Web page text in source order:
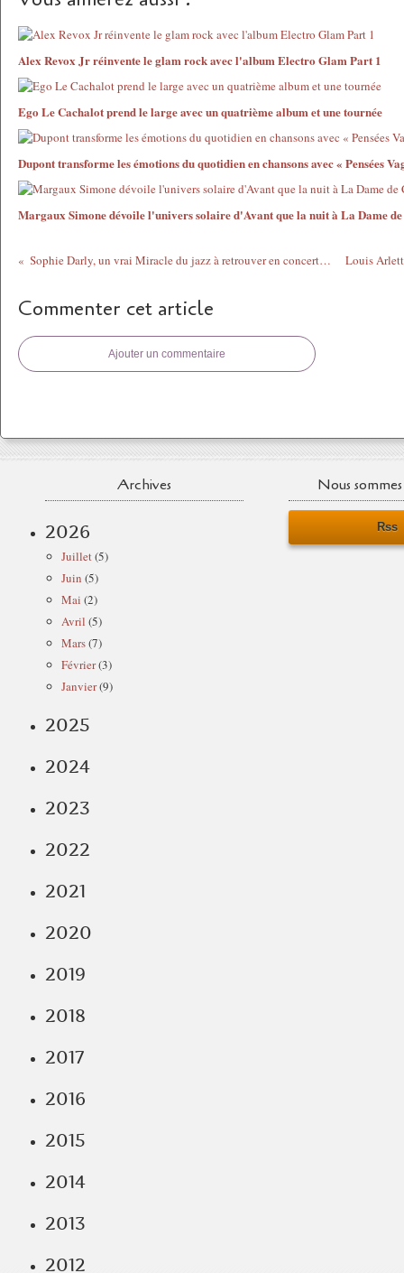
Alex Revox Jr réinvente le glam rock avec l'album Electro Glam Part 1
Ego Le Cachalot prend le large avec un quatrième album et une tournée
Dupont transforme les émotions du quotidien en chansons avec « Pensées
Margaux Simone dévoile l'univers solaire d'Avant que la nuit à La Dame de
Sophie Darly, un vrai Miracle du jazz à retrouver en concert au Studio de l'Ermitage
Commenter cet article
Ajouter un commentaire
Archives
2026
Juillet(5)
Juin (5)
Mai (2)
Avril (5)
Mars(7)
Février(3)
Janvier(9)
2025
2024
2023
2022
2021
2020
2019
2018
2017
2016
2015
2014
2013
2012
Nous
Rss